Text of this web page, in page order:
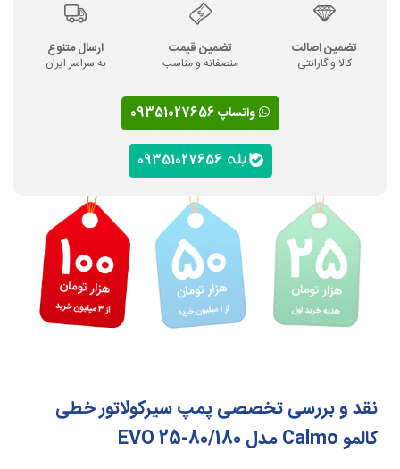
تضمین اصالت
کالا و گارانتی
تضمین قیمت
منصفانه و مناسب
ارسال متنوع
به سراسر ایران
واتساپ 09351027656
نقد و بررسی تخصصی پمپ سیرکولاتور خطی
کالمو Calmo مدل EVO 25-80/180